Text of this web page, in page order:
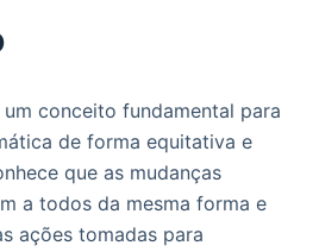
conceito fundamental para
de forma equitativa e
que as mudanças
a todos da mesma forma e
ações tomadas para